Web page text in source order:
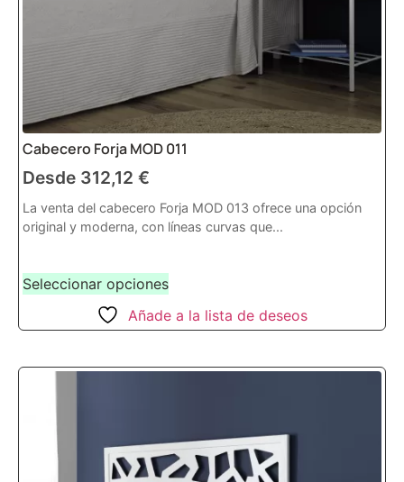
Cabecero Forja MOD 011
Desde 312,12 €
La venta del cabecero Forja MOD 013 ofrece una opción
original y moderna, con líneas curvas que...
Seleccionar opciones
Añade a la lista de deseos